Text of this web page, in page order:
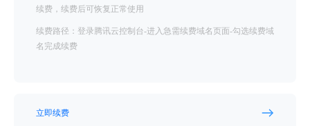
续费，续费后可恢复正常使用
续费路径：登录腾讯云控制台-进入急需续费域名页面-勾选续费域
名完成续费
立即续费